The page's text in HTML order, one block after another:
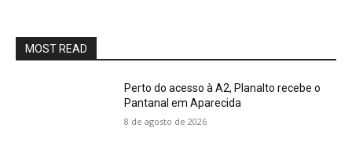
MOST READ
Perto do acesso à A2, Planalto recebe o
Pantanal em Aparecida
8 de agosto de 2026